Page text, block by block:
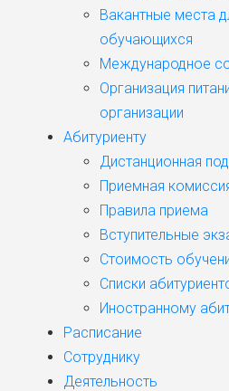
Вакантные места
обучающихся
Международное
Организация
организации
Абитуриенту
Дистанционная
Приемная
Правила приема
Вступительные
Стоимость
Списки
Иностранному
Расписание
Сотруднику
Деятельность